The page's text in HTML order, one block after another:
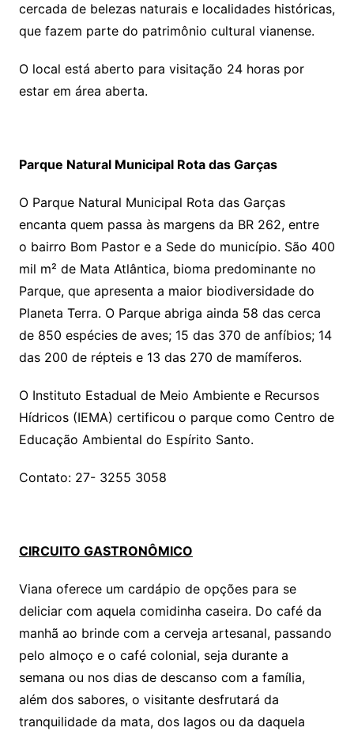
cercada de belezas naturais e localidades históricas,
que fazem parte do patrimônio cultural vianense.
O local está aberto para visitação 24 horas por
estar em área aberta.
Parque Natural Municipal Rota das Garças
O Parque Natural Municipal Rota das Garças
encanta quem passa às margens da BR 262, entre
o bairro Bom Pastor e a Sede do município. São 400
mil m² de Mata Atlântica, bioma predominante no
Parque, que apresenta a maior biodiversidade do
Planeta Terra. O Parque abriga ainda 58 das cerca
de 850 espécies de aves; 15 das 370 de anfíbios; 14
das 200 de répteis e 13 das 270 de mamíferos.
O Instituto Estadual de Meio Ambiente e Recursos
Hídricos (IEMA) certificou o parque como Centro de
Educação Ambiental do Espírito Santo.
Contato: 27- 3255 3058
CIRCUITO GASTRONÔMICO
Viana oferece um cardápio de opções para se
deliciar com aquela comidinha caseira. Do café da
manhã ao brinde com a cerveja artesanal, passando
pelo almoço e o café colonial, seja durante a
semana ou nos dias de descanso com a família,
além dos sabores, o visitante desfrutará da
tranquilidade da mata, dos lagos ou da daquela